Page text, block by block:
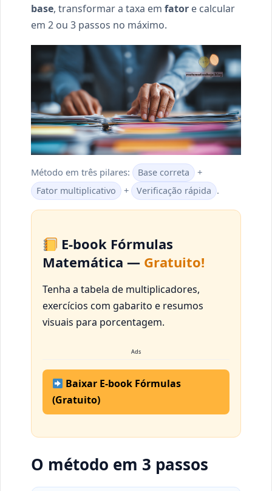
base, transformar a taxa em fator e calcular
em 2 ou 3 passos no máximo.
Método em três pilares: Base correta +
Fator multiplicativo + Verificação rápida .
E-book Fórmulas
Matemática — Gratuito!
Tenha a tabela de multiplicadores,
exercícios com gabarito e resumos
visuais para porcentagem.
Ads
Baixar E-book Fórmulas
(Gratuito)
O método em 3 passos